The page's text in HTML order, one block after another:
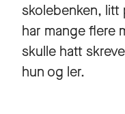
skolebenken, litt
har mange flere
skulle hatt
hun og ler.